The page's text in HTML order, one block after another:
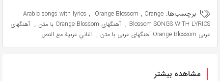
برچسب‌ها: Arabic songs with lyrics , Orange Blossom , Orange
Blossom SONGS WITH LYRICS
, آهنگهای Orange Blossom با متن , آهنگهای
عربی Orange Blossom آهنگهای عربی با متن
, اغاني عربية مع النص
مشاهده بیشتر